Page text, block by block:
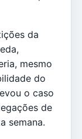
da
mesmo
do
o caso
de
semana.